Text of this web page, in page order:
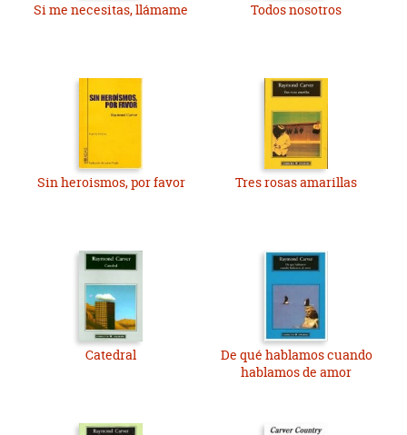
Si me necesitas, llámame Todos nosotros
Sin heroismos, por favor Tres rosas amarillas
Catedral
De qué hablamos cuando
hablamos de amor